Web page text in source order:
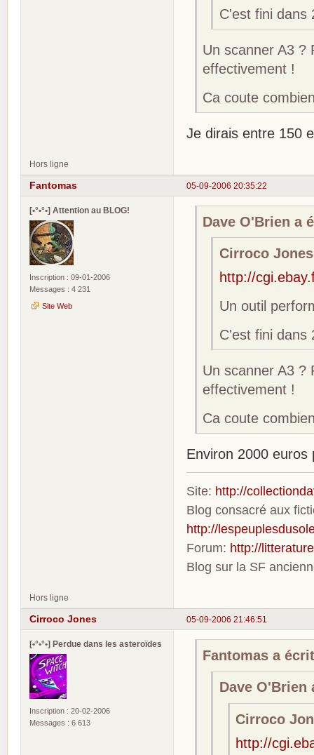
C'est fini dans
Un scanner A3 ?
effectivement !
Ca coute
Je dirais entre 150
Hors ligne
05-09-2006 20:35:22
Fantomas
[•°•°•] Attention au BLOG!
Inscription : 09-01-2006
Messages : 4 231
Site Web
Dave O'Brien a
Cirroco
http://
Un outil
C'est fini dans
Un scanner A3 ?
effectivement !
Ca coute
Environ 2000
Site: http://
Blog consacré aux
http://
Forum: http://
Blog sur la SF
Hors ligne
05-09-2006 21:46:51
Cirroco Jones
[•°•°•] Perdue dans les asteroïdes
Inscription : 20-02-2006
Messages : 6 613
Fantomas a
Dave O'Brien
Cirroco
http://